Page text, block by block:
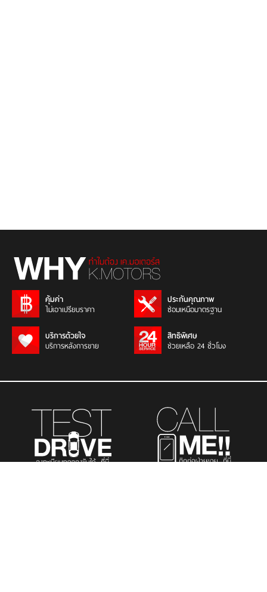
คุ้มค่า
ไม่เอาเปรียบราคา
ประกันคุณภาพ
ซ่อมเหนือมาตรฐาน
บริการด้วยใจ
บริการหลังการขาย
สิทธิพิเศษ
ช่วยเหลือ 24 ชั่วโมง